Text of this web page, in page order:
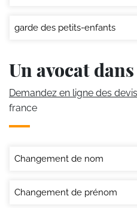
garde des petits-enfants
Un avocat
Demandez en ligne des devis
france
Changement de nom
Changement de prénom